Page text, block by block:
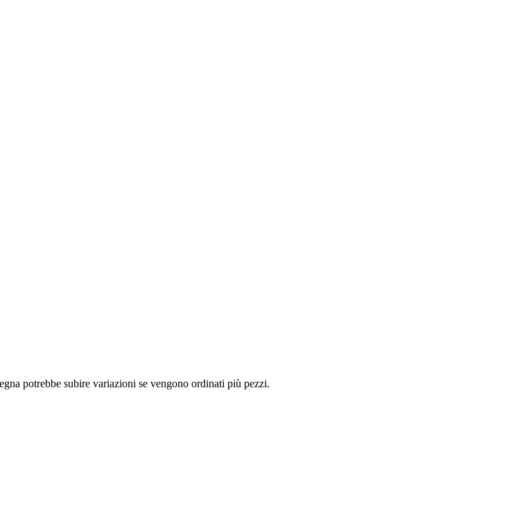
potrebbe subire variazioni se vengono ordinati più pezzi.